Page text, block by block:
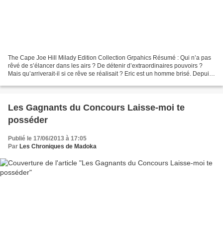
The Cape Joe Hill Milady Edition Collection Grpahics Résumé : Qui n’a pas
rêvé de s’élancer dans les airs ? De détenir d’extraordinaires pouvoirs ?
Mais qu’arriverait-il si ce rêve se réalisait ? Eric est un homme brisé. Depuis
Les Gagnants du Concours Laisse-moi te
posséder
Publié le 17/06/2013 à 17:05
Par Les Chroniques de Madoka